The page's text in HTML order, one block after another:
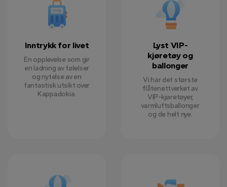
Inntrykk for livet
En opplevelse som gir
en ladning av følelser
og nytelse av en
fantastisk utsikt over
Kappadokia.
Lyst VIP-
kjøretøy og
ballonger
Vi har det største
flåtenettverket av
VIP-kjøretøyer,
varmluftsballonger
og de helt nye.